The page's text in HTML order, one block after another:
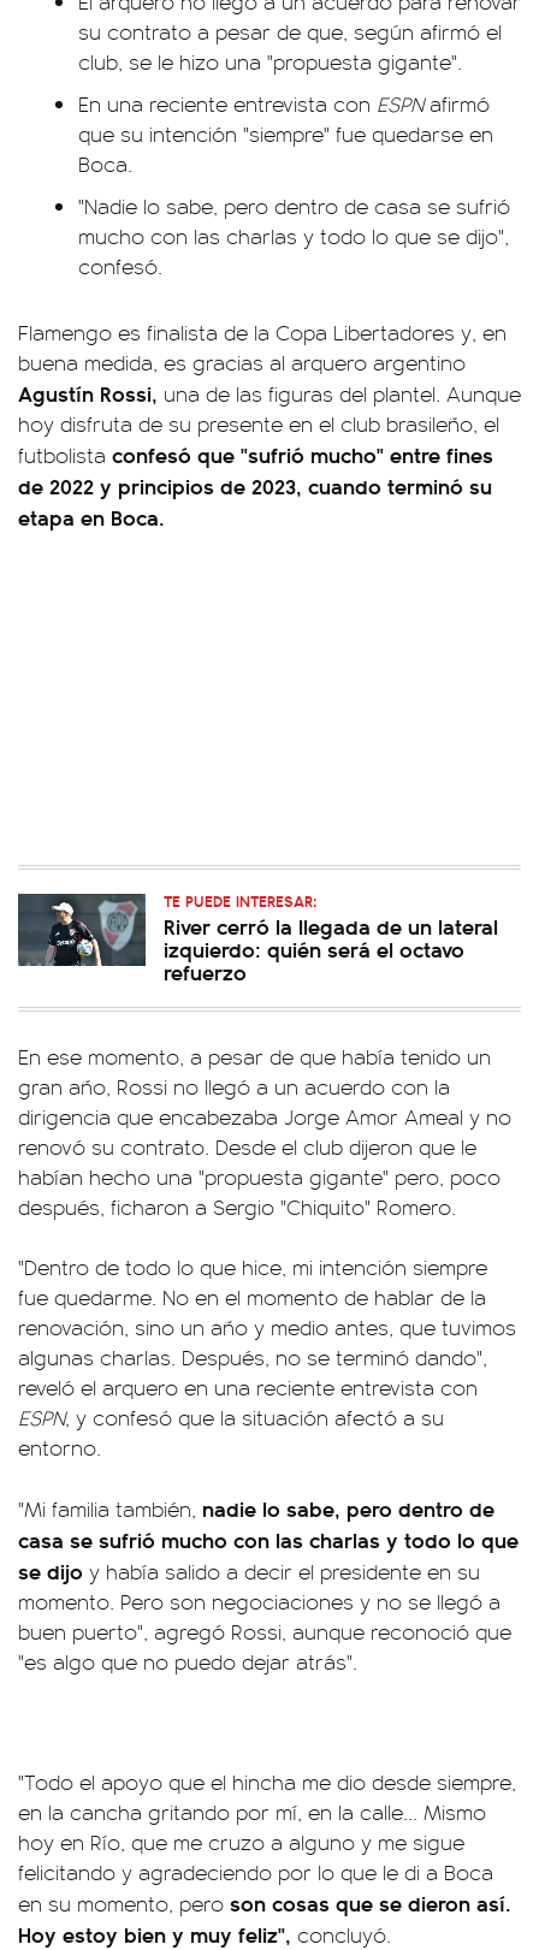
su contrato a pesar de que, según afirmó el
club, se le hizo una "propuesta gigante".
En una reciente entrevista con ESPNafirmó
que su intención "siempre" fue quedarse en
Boca.
"Nadie lo sabe, pero dentro de casa se sufrió
mucho con las charlas y todo lo que se dijo",
confesó.
Flamengo es finalista de la Copa Libertadores y, en
buena medida, es gracias al arquero argentino
Agustín Rossi, una de las figuras del plantel. Aunque
hoy disfruta de su presente en el club brasileño, el
futbolista confesó que "sufrió mucho" entre fines
de 2022 y principios de 2023, cuando terminó su
etapa en Boca.
TE PUEDE INTERESAR:
River cerró la llegada de un lateral
izquierdo: quién será el octavo
refuerzo
En ese momento, a pesar de que había tenido un
gran año, Rossi no llegó a un acuerdo con la
dirigencia que encabezaba Jorge Amor Ameal y no
renovó su contrato. Desde el club dijeron que le
habían hecho una "propuesta gigante" pero, poco
después, ficharon a Sergio "Chiquito" Romero.
"Dentro de todo lo que hice, mi intención siempre
fue quedarme. No en el momento de hablar de la
renovación, sino un año y medio antes, que tuvimos
algunas charlas. Después, no se terminó dando",
reveló el arquero en una reciente entrevista con
ESPN, y confesó que la situación afectó a su
entorno.
"Mi familia también, nadie lo sabe, pero dentro de
casa se sufrió mucho con las charlas y todo lo que
se dijo y había salido a decir el presidente en su
momento. Pero son negociaciones y no se llegó a
buen puerto", agregó Rossi, aunque reconoció que
"es algo que no puedo dejar atrás".
"Todo el apoyo que el hincha me dio desde siempre,
en la cancha gritando por mí, en la calle... Mismo
hoy en Río, que me cruzo a alguno y me sigue
felicitando y agradeciendo por lo que le di a Boca
en su momento, pero son cosas que se dieron así.
Hoy estoy bien y muy feliz", concluyó.